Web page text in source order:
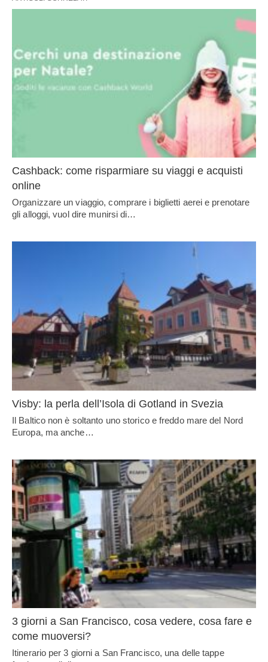
Cashback: come risparmiare su viaggi e acquisti
online
Organizzare un viaggio, comprare i biglietti aerei e prenotare
gli alloggi, vuol dire munirsi di…
Visby: la perla dell’Isola di Gotland in Svezia
Il Baltico non è soltanto uno storico e freddo mare del Nord
Europa, ma anche…
3 giorni a San Francisco, cosa vedere, cosa fare e
come muoversi?
Itinerario per 3 giorni a San Francisco, una delle tappe